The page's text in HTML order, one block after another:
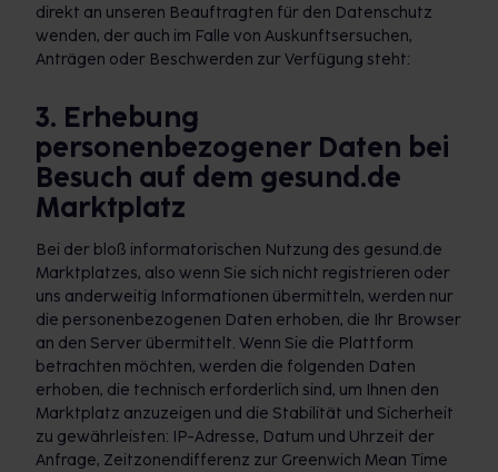
direkt an unseren Beauftragten für den Datenschutz
wenden, der auch im Falle von Auskunftsersuchen,
Anträgen oder Beschwerden zur Verfügung steht:
3. Erhebung
personenbezogener Daten bei
Besuch auf dem gesund.de
Marktplatz
Bei der bloß informatorischen Nutzung des gesund.de
Marktplatzes, also wenn Sie sich nicht registrieren oder
uns anderweitig Informationen übermitteln, werden nur
die personenbezogenen Daten erhoben, die Ihr Browser
an den Server übermittelt. Wenn Sie die Plattform
betrachten möchten, werden die folgenden Daten
erhoben, die technisch erforderlich sind, um Ihnen den
Marktplatz anzuzeigen und die Stabilität und Sicherheit
zu gewährleisten: IP-Adresse, Datum und Uhrzeit der
Anfrage, Zeitzonendifferenz zur Greenwich Mean Time